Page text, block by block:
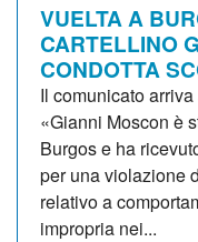
VUELTA A
CARTELLINO
CONDOTTA
Il comunicato
«Gianni Moscon è
Burgos e ha
per una violazione
relativo a
impropria nei...